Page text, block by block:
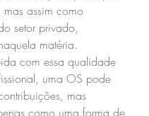
assim como
setor privado,
matéria.
com essa qualidade
uma OS pode
mas
como uma forma de